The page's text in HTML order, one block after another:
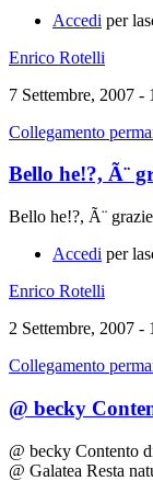
Accedi per
Enrico Rotelli
7 Settembre, 2007 -
Collegamento
Bello he!?, Ã¨
Bello he!?, Ã¨
Accedi per
Enrico Rotelli
2 Settembre, 2007 -
Collegamento
@ becky
@ becky Contento
@ Galatea Resta